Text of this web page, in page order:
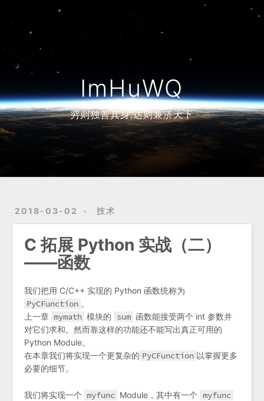
ImHuWQ
穷则独善其身,达则兼济天下
2018-03-02 技术
C 拓展 Python 实战（二）
——函数
我们把用 C/C++ 实现的 Python 函数统称为
PyCFunction 。
上一章 mymath 模块的 sum 函数能接受两个 int 参数并
对它们求和。然而靠这样的功能还不能写出真正可用的
Python Module。
在本章我们将实现一个更复杂的 PyCFunction 以掌握更多
必要的细节。
我们将实现一个 myfunc Module，其中有一个 myfunc